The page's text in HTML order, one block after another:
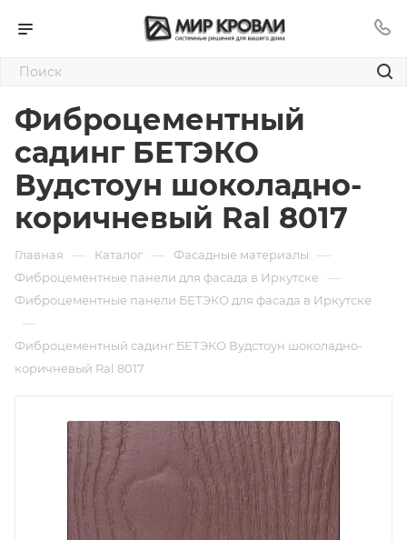
Фиброцементный
садинг БЕТЭКО
Вудстоун шоколадно-
коричневый Ral 8017
Главная — Каталог — Фасадные материалы —
Фиброцементные панели для фасада в Иркутске —
Фиброцементные панели БЕТЭКО для фасада в Иркутске
—
Фиброцементный садинг БЕТЭКО Вудстоун шоколадно-
коричневый Ral 8017